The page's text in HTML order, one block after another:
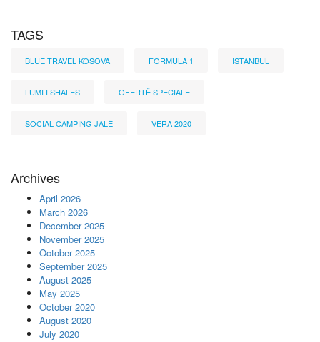
TAGS
BLUE TRAVEL KOSOVA FORMULA 1 ISTANBUL
LUMI I SHALES OFERTË SPECIALE
SOCIAL CAMPING JALË VERA 2020
Archives
April 2026
March 2026
December 2025
November 2025
October 2025
September 2025
August 2025
May 2025
October 2020
August 2020
July 2020